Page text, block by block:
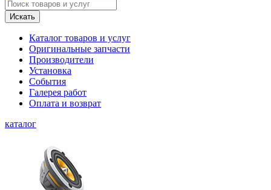
Искать
Каталог товаров и услуг
Оригинальные запчасти
Производители
Установка
События
Галерея работ
Оплата и возврат
каталог